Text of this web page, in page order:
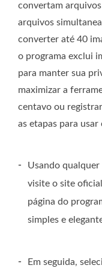
convertam
arquivos
converter até 40
o programa exclui
para manter sua
maximizar a
centavo ou
as etapas para usar
-
Usando
visite o site
página do
simples e
-
Em seguida,